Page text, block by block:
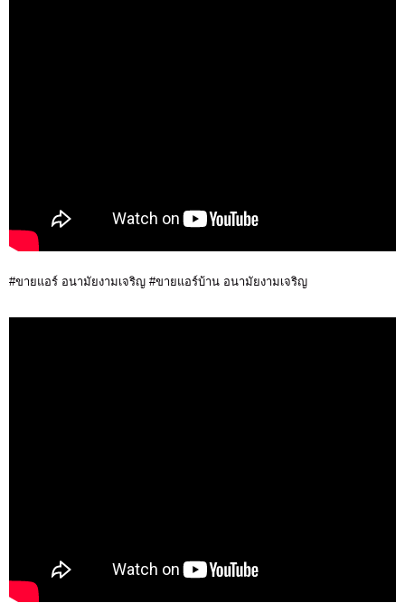
#ขายแอร์ อนามัยงามเจริญ #ขายแอร์บ้าน อนามัยงามเจริญ